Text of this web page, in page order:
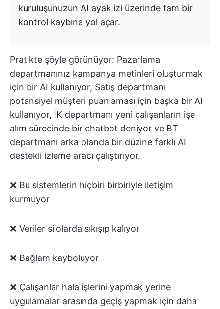
kuruluşunuzun AI ayak izi üzerinde tam bir
kontrol kaybına yol açar.
Pratikte şöyle görünüyor: Pazarlama
departmanınız kampanya metinleri oluşturmak
için bir AI kullanıyor, Satış departmanı
potansiyel müşteri puanlaması için başka bir AI
kullanıyor, İK departmanı yeni çalışanların işe
alım sürecinde bir chatbot deniyor ve BT
departmanı arka planda bir düzine farklı AI
destekli izleme aracı çalıştırıyor.
❌ Bu sistemlerin hiçbiri birbiriyle iletişim
kurmuyor
❌ Veriler silolarda sıkışıp kalıyor
❌ Bağlam kayboluyor
❌ Çalışanlar hala işlerini yapmak yerine
uygulamalar arasında geçiş yapmak için daha